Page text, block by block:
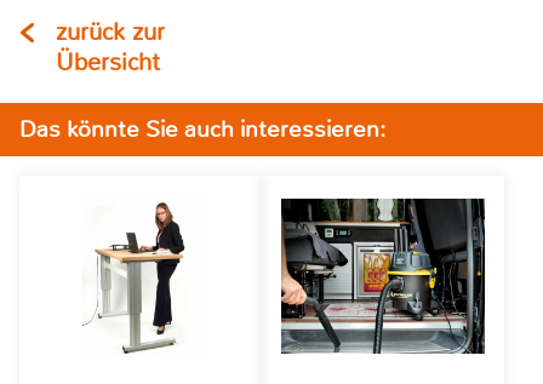
zurück zur
Übersicht
Das könnte Sie auch interessieren: